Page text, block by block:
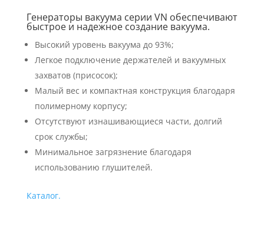
Генераторы вакуума серии VN обеспечивают
быстрое и надежное создание вакуума.
Высокий уровень вакуума до 93%;
Легкое подключение держателей и вакуумных
захватов (присосок);
Малый вес и компактная конструкция благодаря
полимерному корпусу;
Отсутствуют изнашивающиеся части, долгий
срок службы;
Минимальное загрязнение благодаря
использованию глушителей.
Каталог.